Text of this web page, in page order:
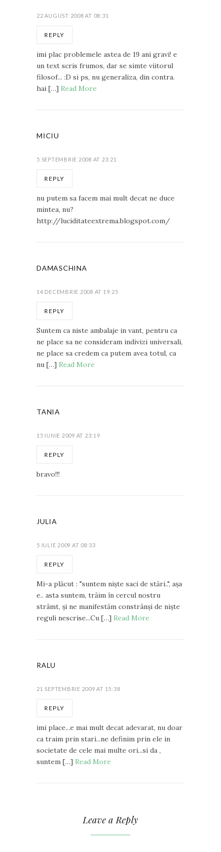
22 AUGUST 2008 AT 08:31
REPLY
imi plac problemele astea de 19 ani gravi! e
un text scris frumos, dar se simte viitorul
filosof... :D si ps, nu generaliza, din contra.
hai […] Read More
MICIU
5 SEPTEMBRIE 2008 AT 23:21
REPLY
nu putem sa facem mai mult decat ne duce
mintea, nu?
http://luciditateextrema.blogspot.com/
DAMASCHINA
14 DECEMBRIE 2008 AT 19:25
REPLY
Suntem ca niste ambalaje in vant, pentru ca
ne place sa ne consideram indivizi universali,
ne place sa credem ca putem avea totul, ca
nu […] Read More
TANIA
15 IUNIE 2009 AT 23:19
REPLY
bravo!!!
JULIA
5 IULIE 2009 AT 08:33
REPLY
Mi-a plăcut : "suntem nişte saci de stări..", aşa
e.. asta suntem, trăim în cercul nostru
strâmt, şi ne manifestăm constrânşi de nişte
reguli nescrise...Cu […] Read More
RALU
21 SEPTEMBRIE 2009 AT 15:38
REPLY
imi place...e mai mult decat adevarat, nu doar
ca traim prin stari...ne definim prin ele in
societate de cele mai multe ori...si da ,
suntem […] Read More
Leave a Reply